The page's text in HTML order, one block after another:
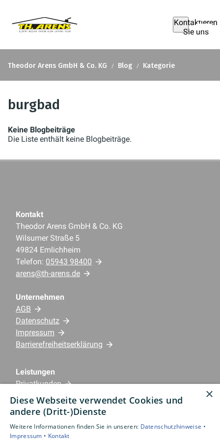
Kontaktieren
Sie uns
Theodor Arens GmbH & Co. KG Blog Kategorie
burgbad
Keine Blogbeiträge
Die Liste enthält keine Blogbeiträge.
Kontakt
Theodor Arens GmbH & Co. KG
Wilsumer Straße 5
49824 Emlichheim
Telefon: 05943 98400
arens@th-arens.de
Unternehmen
AGB
Datenschutz
Impressum
Barrierefreiheitserklärung
Leistungen
Privatkunden
Gewerbekunden
Karriere
Unternehmen
×
Diese Webseite verwendet Cookies und
andere (Dritt-)Dienste
Weitere Informationen finden Sie in unseren: Datenschutzhinweise •
Impressum • Kontakt